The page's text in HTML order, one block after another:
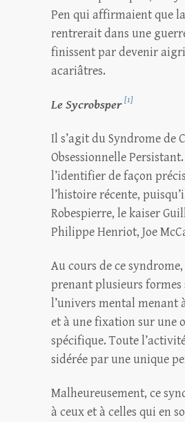
Pen qui affirmaient que
rentrerait dans une
finissent par devenir
acariâtres.
Le Sycrobsper [1]
Il s’agit du Syndrome de
Obsessionnelle
l’identifier de façon
l’histoire récente,
Robespierre, le kaiser
Philippe Henriot, Joe
Au cours de ce
prenant plusieurs formes
l’univers mental menant
et à une fixation sur une
spécifique. Toute
sidérée par une unique
Malheureusement, ce
à ceux et à celles qui en